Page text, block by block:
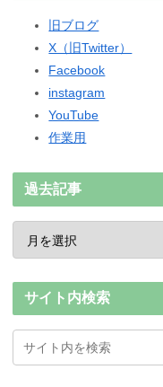
旧ブログ
X（旧Twitter）
Facebook
instagram
YouTube
作業用
過去記事
サイト内検索